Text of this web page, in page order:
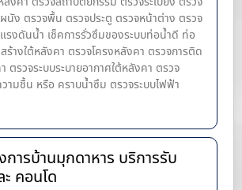
นัง ตรวจพื้น ตรวจประตู ตรวจหน้าต่าง​ ตรวจ
รงดันน้ำ เช็คการรั่วซึมของระบบท่อน้ำ​ดี ท่อ
ร้างใต้หลังคา ตรวจโครงหลังคา ตรวจการติด
ตรวจระบบระบายอากาศใต้หลังคา ตรวจ
ามชื้น หรือ คราบน้ำซึม ตรวจระบบไฟฟ้า
การบ้านมุกดาหาร บริการรับ
คอนโด